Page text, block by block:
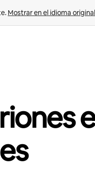
Mostrar en el idioma original